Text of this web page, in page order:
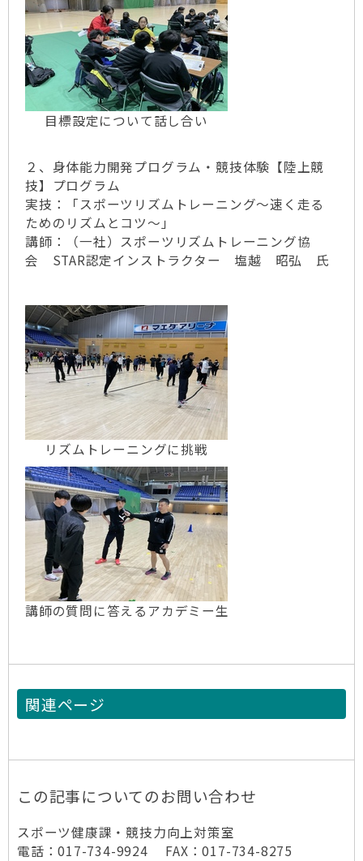
目標設定について話し合い
２、身体能力開発プログラム・競技体験【陸上競
技】プログラム
実技：「スポーツリズムトレーニング～速く走る
ためのリズムとコツ～」
講師：（一社）スポーツリズムトレーニング協
会 STAR認定インストラクター 塩越 昭弘 氏
リズムトレーニングに挑戦
講師の質問に答えるアカデミー生
関連ページ
この記事についてのお問い合わせ
スポーツ健康課・競技力向上対策室
電話：017-734-9924 FAX：017-734-8275